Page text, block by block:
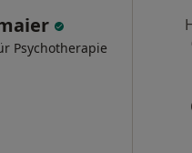
Psychotherapie